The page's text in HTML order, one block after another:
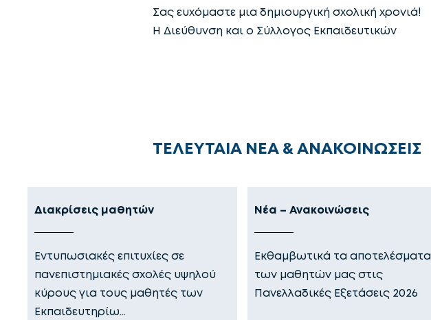
Σας ευχόμαστε μια δημιουργική σχολική χρονιά!
Η Διεύθυνση και ο Σύλλογος Εκπαιδευτικών
ΤΕΛΕΥΤΑΙΑ ΝΕΑ & ΑΝΑΚΟΙΝΩΣΕΙΣ
Διακρίσεις μαθητών
Εντυπωσιακές επιτυχίες σε
πανεπιστημιακές σχολές υψηλού
κύρους για τους μαθητές των
Εκπαιδευτηρίω…
Νέα – Ανακοινώσεις
Εκθαμβωτικά τα αποτελέσματα
των μαθητών μας στις
Πανελλαδικές Εξετάσεις 2026